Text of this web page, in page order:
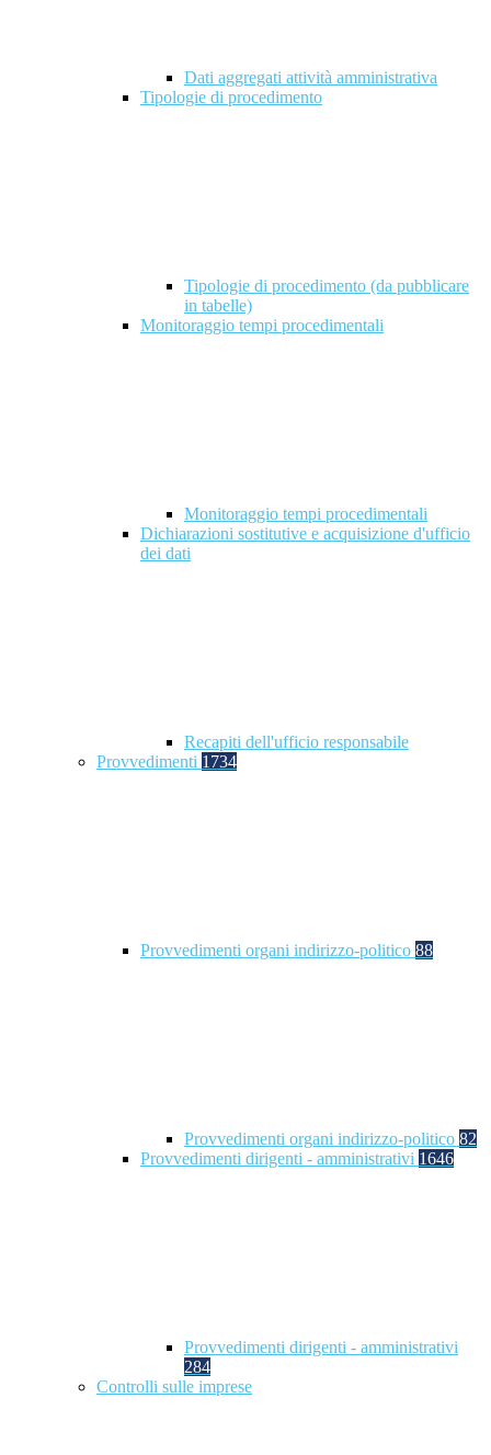
Dati aggregati attività amministrativa
Tipologie di procedimento
Tipologie di procedimento (da pubblicare
in tabelle)
Monitoraggio tempi procedimentali
Monitoraggio tempi procedimentali
Dichiarazioni sostitutive e acquisizione d'ufficio
dei dati
Recapiti dell'ufficio responsabile
Provvedimenti 1734
Provvedimenti organi indirizzo-politico 88
Provvedimenti organi indirizzo-politico 82
Provvedimenti dirigenti - amministrativi 1646
Provvedimenti dirigenti - amministrativi
284
Controlli sulle imprese